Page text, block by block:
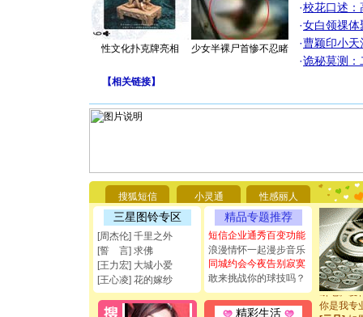
性文化扑克牌亮相 少女半裸尸首惨不忍睹
·校花口述：
·女白领祼体
·曹颖印小天
·诡秘莫测：
【相关链接】
搜狐短信 小灵通 性感丽人
三星图铃专区
[周杰伦] 千里之外
[誓 言] 求佛
[王力宏] 大城小爱
[王心凌] 花的嫁纱
精品专题推荐
短信企业通秀百变功能
浪漫情怀一起漫步音乐
同城约会今夜告别寂寞
敢来挑战你的球技吗？
精彩生活
你太多，
要平安！
[圣诞节]
能正大光
都要快乐
[圣诞节]
如意,快
[元旦]看
断电。爱
你是我专
[元旦]如